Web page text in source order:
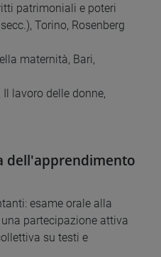
patrimoniali e poteri
Torino, Rosenberg
maternità, Bari,
lavoro delle donne,
dell'apprendimento
esame orale alla
partecipazione attiva
su testi e